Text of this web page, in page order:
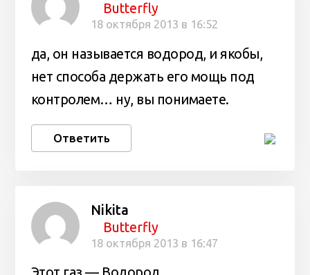
Butterfly
18 октября 2013 в 16:52
да, он называется водород, и якобы,
нет способа держать его мощь под
контролем… ну, вы понимаете.
Ответить
Nikita
Butterfly
18 октября 2013 в 16:47